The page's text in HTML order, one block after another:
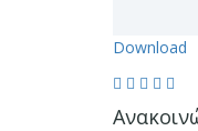
Download